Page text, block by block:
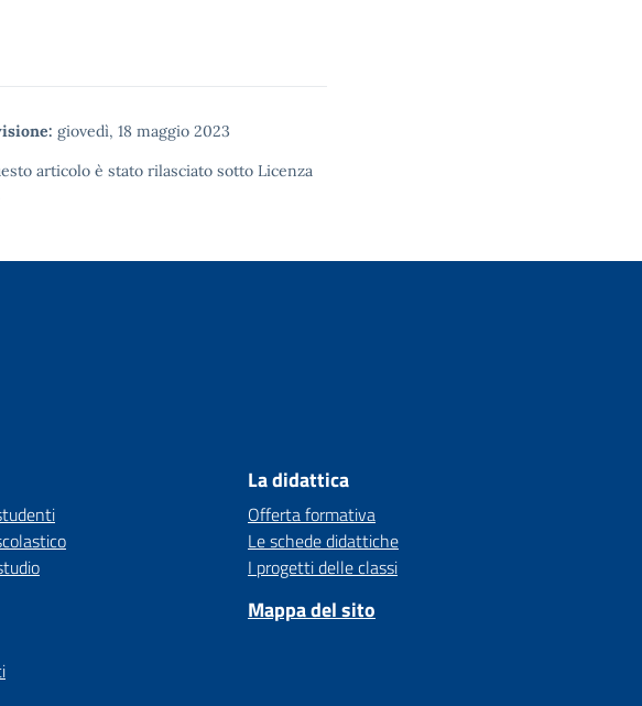
giovedì, 18 maggio 2023
articolo è stato rilasciato sotto Licenza
La didattica
Offerta formativa
Le schede didattiche
I progetti delle classi
Mappa del sito